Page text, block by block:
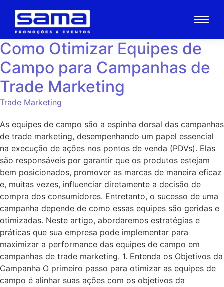
Como Otimizar Equipes de
Campo para Campanhas de
Trade Marketing
Trade Marketing
As equipes de campo são a espinha dorsal das campanhas
de trade marketing, desempenhando um papel essencial
na execução de ações nos pontos de venda (PDVs). Elas
são responsáveis por garantir que os produtos estejam
bem posicionados, promover as marcas de maneira eficaz
e, muitas vezes, influenciar diretamente a decisão de
compra dos consumidores. Entretanto, o sucesso de uma
campanha depende de como essas equipes são geridas e
otimizadas. Neste artigo, abordaremos estratégias e
práticas que sua empresa pode implementar para
maximizar a performance das equipes de campo em
campanhas de trade marketing. 1. Entenda os Objetivos da
Campanha O primeiro passo para otimizar as equipes de
campo é alinhar suas ações com os objetivos da